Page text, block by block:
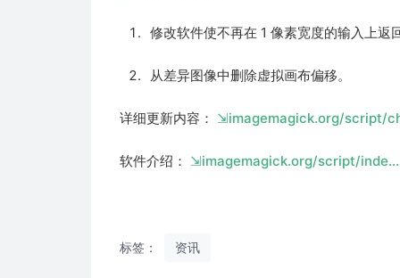
修改软件使不再在 1 像素宽度的输入上返
从差异图像中删除虚拟画布偏移。
详细更新内容： imagemagick.org/script/
软件介绍： imagemagick.org/script/inde…
标签： 资讯